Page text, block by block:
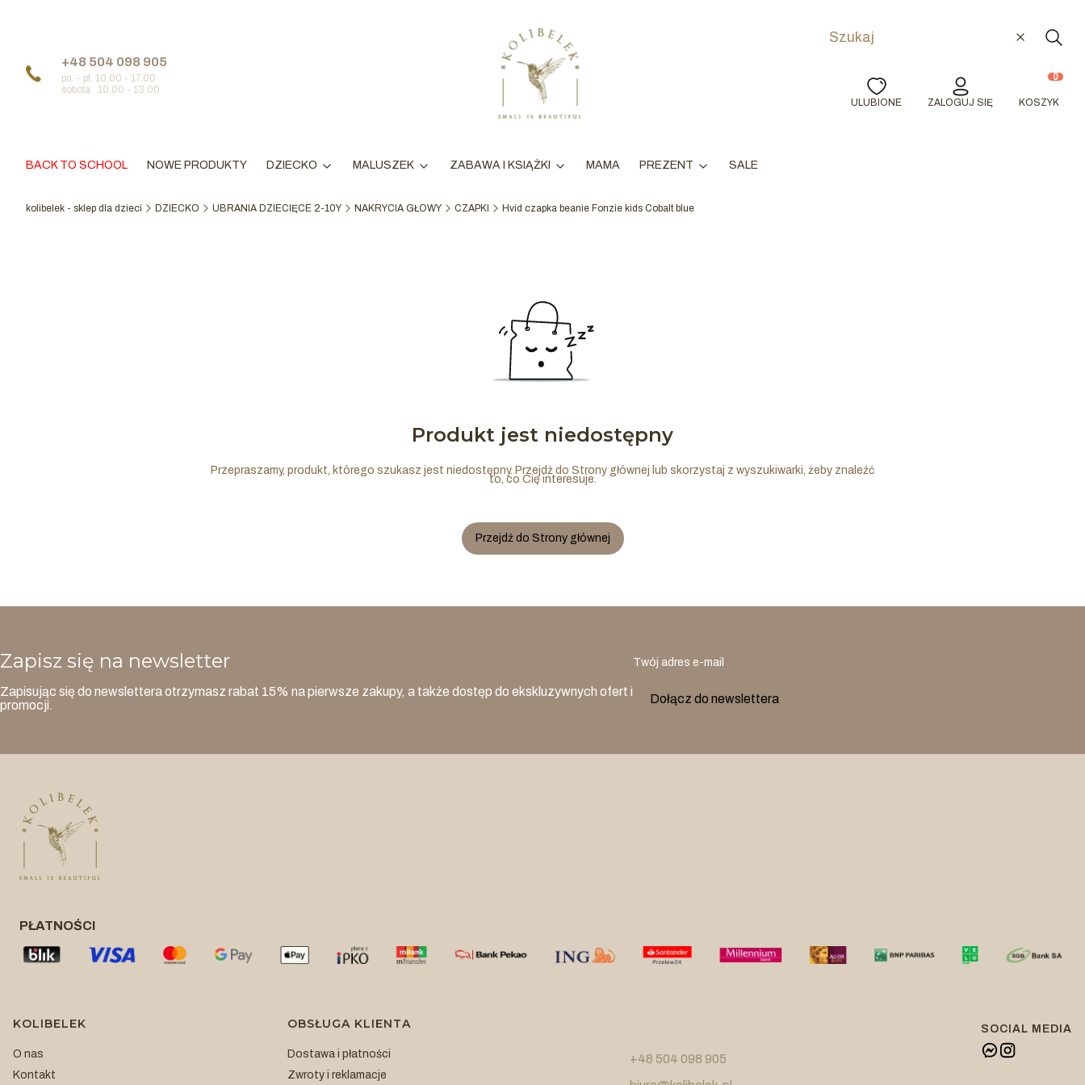
+48 504 098 905
pn. - pt. 10.00 - 17.00
sobota 10.00 - 13.00
Wyczyść
ULUBIONE ZALOGUJ SIĘ
Produkty
KOSZYK
BACK TO SCHOOL NOWE PRODUKTY DZIECKO MALUSZEK ZABAWA I KSIĄŻKI MAMA PREZENT SALE
kolibelek - sklep dla dzieci DZIECKO UBRANIA DZIECIĘCE 2-10Y NAKRYCIA GŁOWY CZAPKI Hvid czapka beanie Fonzie kids Cobalt blue
Produkt jest niedostępny
Przepraszamy, produkt, którego szukasz jest niedostępny. Przejdź do Strony głównej lub skorzystaj z wyszukiwarki, żeby znaleźć
to, co Cię interesuje.
Przejdź do Strony głównej
Zapisz się na newsletter
Zapisując się do newslettera otrzymasz rabat 15% na pierwsze zakupy, a także dostęp do ekskluzywnych ofert i
promocji.
Twój adres e-mail
Dołącz do newslettera
PŁATNOŚCI
Linki w stopce
KOLIBELEK
O nas
Kontakt
OBSŁUGA KLIENTA
Dostawa i płatności
Zwroty i reklamacje
+48 504 098 905
SOCIAL MEDIA